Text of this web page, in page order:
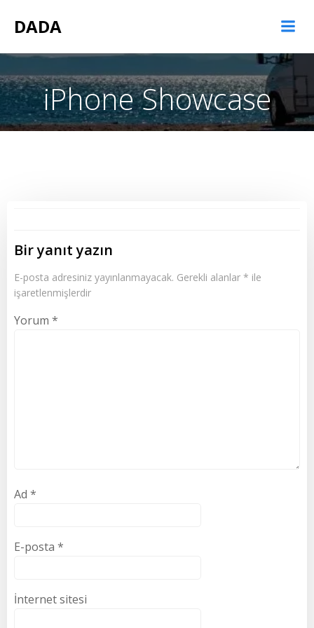
DADA
iPhone Showcase
Bir yanıt yazın
E-posta adresiniz yayınlanmayacak. Gerekli alanlar * ile
işaretlenmişlerdir
Yorum *
Ad *
E-posta *
İnternet sitesi